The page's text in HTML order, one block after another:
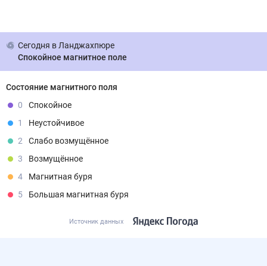
Сегодня в Ланджахпюре
Спокойное магнитное поле
Состояние магнитного поля
0
Спокойное
1
Неустойчивое
2
Слабо возмущённое
3
Возмущённое
4
Магнитная буря
5
Большая магнитная буря
Источник данных